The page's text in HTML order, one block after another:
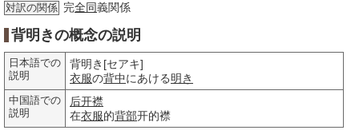
対訳の関係 完全同義関係
背明きの概念の説明
日本語での
説明
背明き[セアキ]
衣服の背中にあける明き
中国語での
説明
后开襟
在衣服的背部开的襟